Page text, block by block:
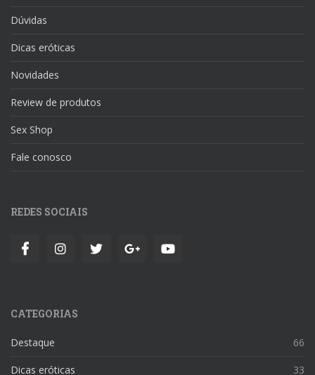
Dúvidas
Dicas eróticas
Novidades
Review de produtos
Sex Shop
Fale conosco
REDES SOCIAIS
CATEGORIAS
Destaque 66
Dicas eróticas 33